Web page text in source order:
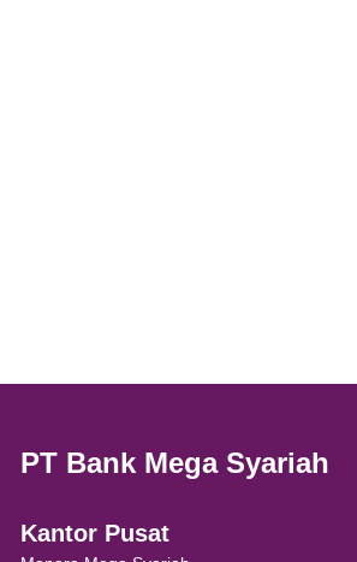
PT Bank Mega Syariah
Kantor Pusat